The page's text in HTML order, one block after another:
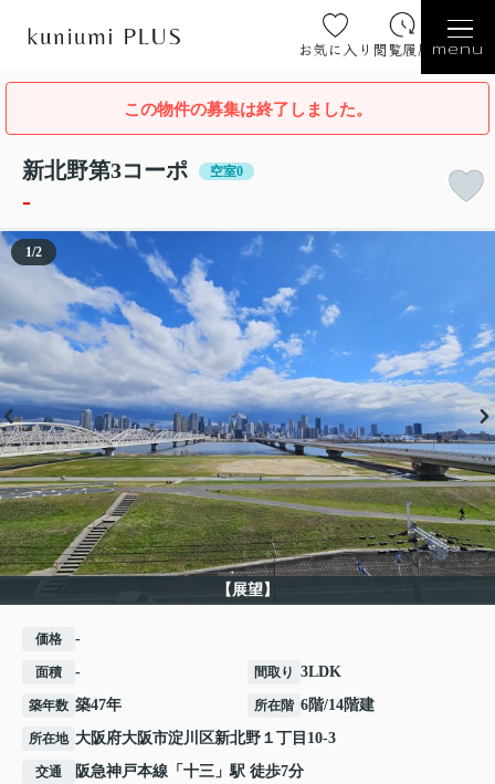
お気に入り 閲覧履歴 menu
この物件の募集は終了しました。
新北野第3コーポ 空室0
-
【展望】
1/2
価格 -
面積 - 間取り 3LDK
築年数 築47年 所在階 6階/14階建
所在地 大阪府大阪市淀川区新北野 １丁目10-3
交通 阪急神戸本線 「 十三 」駅 徒歩7分